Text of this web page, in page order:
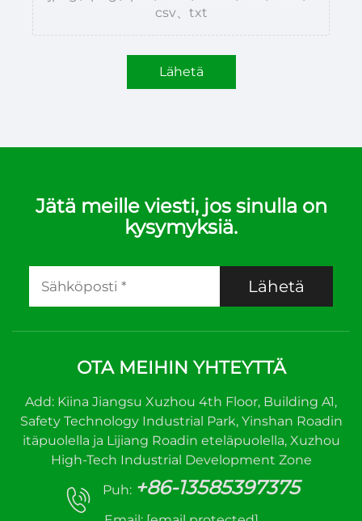
csv、txt
Lähetä
Jätä meille viesti, jos sinulla on
kysymyksiä.
Lähetä
OTA MEIHIN YHTEYTTÄ
Add: Kiina Jiangsu Xuzhou 4th Floor, Building A1,
Safety Technology Industrial Park, Yinshan Roadin
itäpuolella ja Lijiang Roadin eteläpuolella, Xuzhou
High-Tech Industrial Development Zone
Puh: +86-13585397375